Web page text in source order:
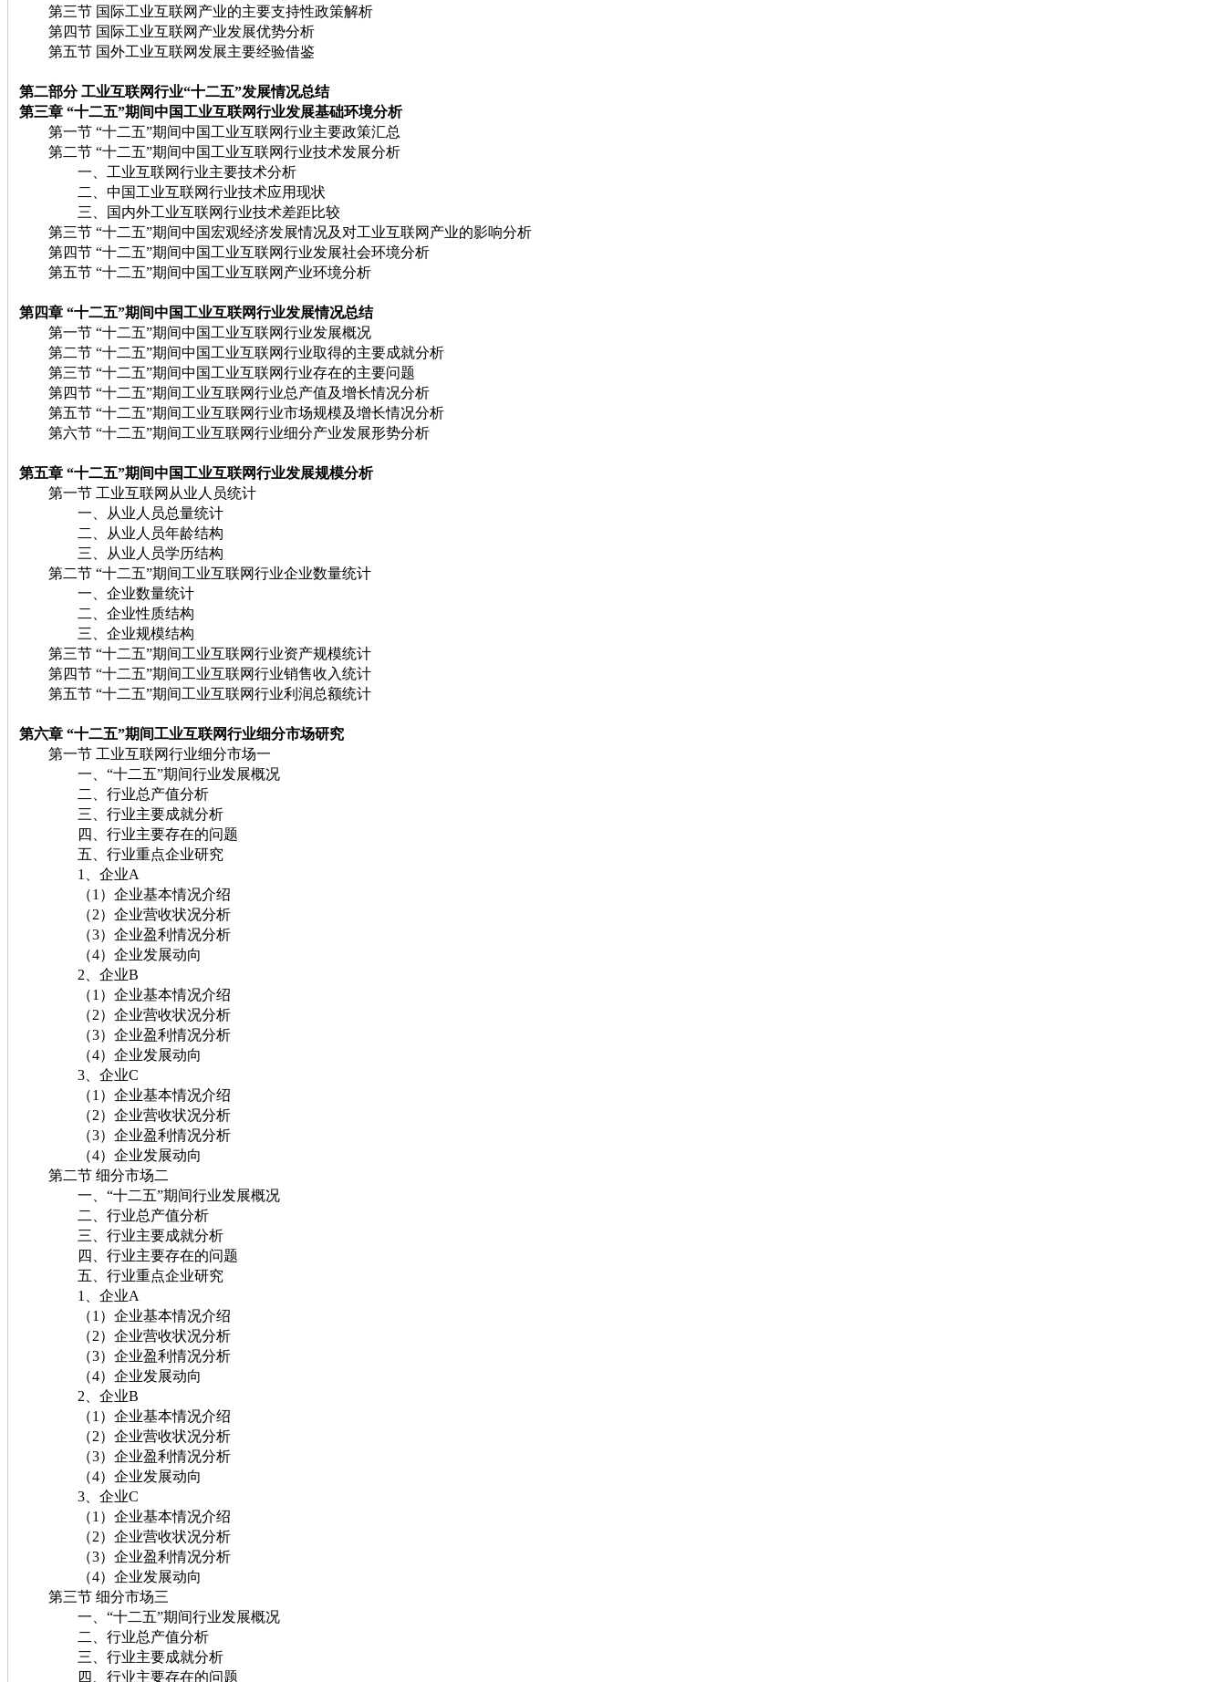
第三节 国际工业互联网产业的主要支持性政策解析
第四节 国际工业互联网产业发展优势分析
第五节 国外工业互联网发展主要经验借鉴
第二部分 工业互联网行业“十二五”发展情况总结
第三章 “十二五”期间中国工业互联网行业发展基础环境分析
第一节 “十二五”期间中国工业互联网行业主要政策汇总
第二节 “十二五”期间中国工业互联网行业技术发展分析
一、工业互联网行业主要技术分析
二、中国工业互联网行业技术应用现状
三、国内外工业互联网行业技术差距比较
第三节 “十二五”期间中国宏观经济发展情况及对工业互联网产业的影响分析
第四节 “十二五”期间中国工业互联网行业发展社会环境分析
第五节 “十二五”期间中国工业互联网产业环境分析
第四章 “十二五”期间中国工业互联网行业发展情况总结
第一节 “十二五”期间中国工业互联网行业发展概况
第二节 “十二五”期间中国工业互联网行业取得的主要成就分析
第三节 “十二五”期间中国工业互联网行业存在的主要问题
第四节 “十二五”期间工业互联网行业总产值及增长情况分析
第五节 “十二五”期间工业互联网行业市场规模及增长情况分析
第六节 “十二五”期间工业互联网行业细分产业发展形势分析
第五章 “十二五”期间中国工业互联网行业发展规模分析
第一节 工业互联网从业人员统计
一、从业人员总量统计
二、从业人员年龄结构
三、从业人员学历结构
第二节 “十二五”期间工业互联网行业企业数量统计
一、企业数量统计
二、企业性质结构
三、企业规模结构
第三节 “十二五”期间工业互联网行业资产规模统计
第四节 “十二五”期间工业互联网行业销售收入统计
第五节 “十二五”期间工业互联网行业利润总额统计
第六章 “十二五”期间工业互联网行业细分市场研究
第一节 工业互联网行业细分市场一
一、“十二五”期间行业发展概况
二、行业总产值分析
三、行业主要成就分析
四、行业主要存在的问题
五、行业重点企业研究
1、企业A
（1）企业基本情况介绍
（2）企业营收状况分析
（3）企业盈利情况分析
（4）企业发展动向
2、企业B
（1）企业基本情况介绍
（2）企业营收状况分析
（3）企业盈利情况分析
（4）企业发展动向
3、企业C
（1）企业基本情况介绍
（2）企业营收状况分析
（3）企业盈利情况分析
（4）企业发展动向
第二节 细分市场二
一、“十二五”期间行业发展概况
二、行业总产值分析
三、行业主要成就分析
四、行业主要存在的问题
五、行业重点企业研究
1、企业A
（1）企业基本情况介绍
（2）企业营收状况分析
（3）企业盈利情况分析
（4）企业发展动向
2、企业B
（1）企业基本情况介绍
（2）企业营收状况分析
（3）企业盈利情况分析
（4）企业发展动向
3、企业C
（1）企业基本情况介绍
（2）企业营收状况分析
（3）企业盈利情况分析
（4）企业发展动向
第三节 细分市场三
一、“十二五”期间行业发展概况
二、行业总产值分析
三、行业主要成就分析
四、行业主要存在的问题